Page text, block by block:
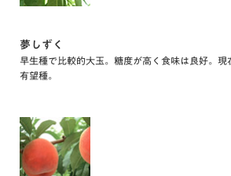
夢しずく
早生種で比較的大玉。糖度が高く食味は良好。現
有望種。